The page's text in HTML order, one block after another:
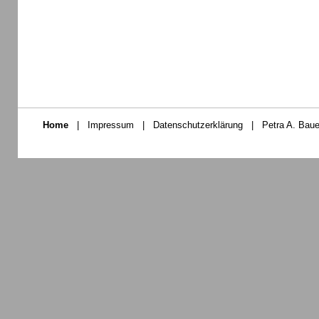
Home | Impressum | Datenschutzerklärung | Petra A.